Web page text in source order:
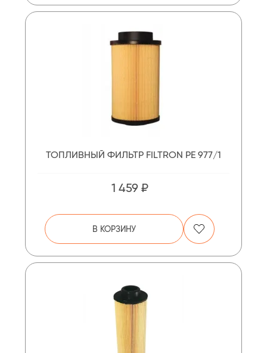
ТОПЛИВНЫЙ ФИЛЬТР FILTRON PE 977/1
1 459 ₽
В КОРЗИНУ